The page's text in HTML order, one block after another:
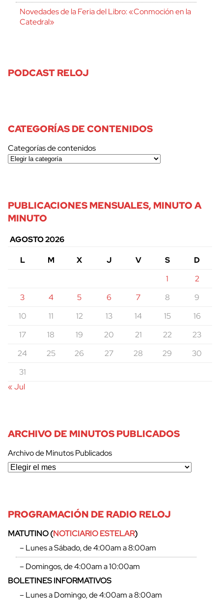
Novedades de la Feria del Libro: «Conmoción en la
Catedral»
PODCAST RELOJ
CATEGORÍAS DE CONTENIDOS
Categorías de contenidos
PUBLICACIONES MENSUALES, MINUTO A
MINUTO
AGOSTO 2026
L
M X J V S
D
1
2
3
4 5 6 7 8
9
10
11 12 13 14 15
16
17
18 19 20 21 22
23
24
25 26 27 28 29
30
31
« Jul
ARCHIVO DE MINUTOS PUBLICADOS
Archivo de Minutos Publicados
PROGRAMACIÓN DE RADIO RELOJ
MATUTINO (NOTICIARIO ESTELAR)
– Lunes a Sábado, de 4:00am a 8:00am
– Domingos, de 4:00am a 10:00am
BOLETINES INFORMATIVOS
– Lunes a Domingo, de 4:00am a 8:00am